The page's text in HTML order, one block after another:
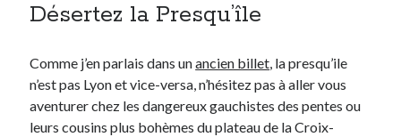
Désertez la Presqu’île
Comme j’en parlais dans unancien billet, la presqu’ile
n’est pas Lyon et vice-versa, n’hésitez pas à aller vous
aventurer chez les dangereux gauchistes des pentes ou
leurs cousins plus bohèmes du plateau de la Croix-